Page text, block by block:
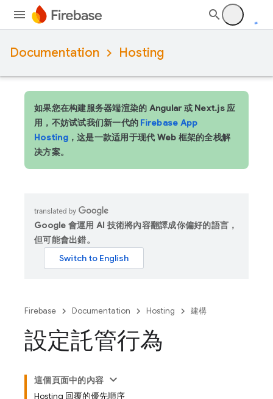
Documentation Hosting
如果您在构建服务器端渲染的 Angular 或 Next.js 应
用，不妨试试我们新一代的 Firebase App
Hosting，这是一款适用于现代 Web 框架的全栈解
决方案。
Google 會運用 AI 技術將內容翻譯成你偏好的語言，
但可能會出錯。
Firebase Documentation Hosting 建構
設定託管行為
這個頁面中的內容
Hosting 回覆的優先順序